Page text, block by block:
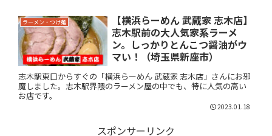
ラーメン・つけ麺
【横浜らーめん 武蔵家 志木店】
志木駅前の大人気家系ラーメ
ン。しっかりとんこつ醤油がウ
マい！（埼玉県新座市）
志木駅東口からすぐの「横浜らーめん 武蔵家 志木店」さんにお邪
魔しました。志木駅界隈のラーメン屋の中でも、特に人気の高い
お店です。
2023.01.18
スポンサーリンク